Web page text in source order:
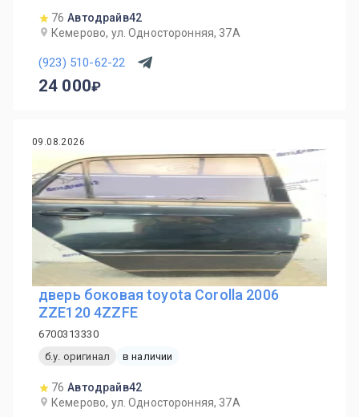
76 Автодрайв42
Кемерово, ул. Односторонняя, 37А
(923) 510-62-22
24 000
09.08.2026
дверь боковая toyota Corolla 2006
ZZE120 4ZZFE
6700313330
б.у. оригинал
в наличии
76 Автодрайв42
Кемерово, ул. Односторонняя, 37А